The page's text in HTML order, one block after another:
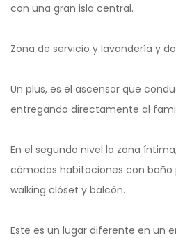
con una gran isla central.
Zona de servicio y lavandería y
Un plus, es el ascensor que
entregando directamente al
En el segundo nivel la zona
cómodas habitaciones con baño
walking clóset y balcón.
Este es un lugar diferente en un